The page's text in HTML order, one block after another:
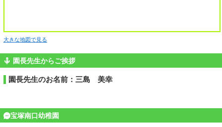
大きな地図で見る
園長先生からご挨拶
園長先生のお名前：三島 美幸
宝塚南口幼稚園